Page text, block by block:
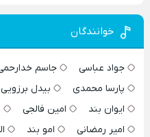
خوانندگان
جواد عباسی جاسم
پارسا محمدی
بیدل برزویی
ایوان بند
امین فالجی
امیر رمضانی
امو بند